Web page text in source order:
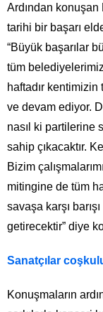
Ardından
tarihi bir başarı
“Büyük başarılar
tüm
haftadır
ve devam ediyor.
nasıl ki partilerine
sahip çıkacaktır.
Bizim
mitingine de tüm
savaşa karşı
getirecektir” diye
Sanatçılar
Konuşmaların